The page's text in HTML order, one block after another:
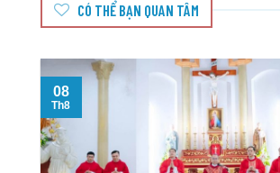
CÓ THỂ BẠN QUAN TÂM
08
Th8